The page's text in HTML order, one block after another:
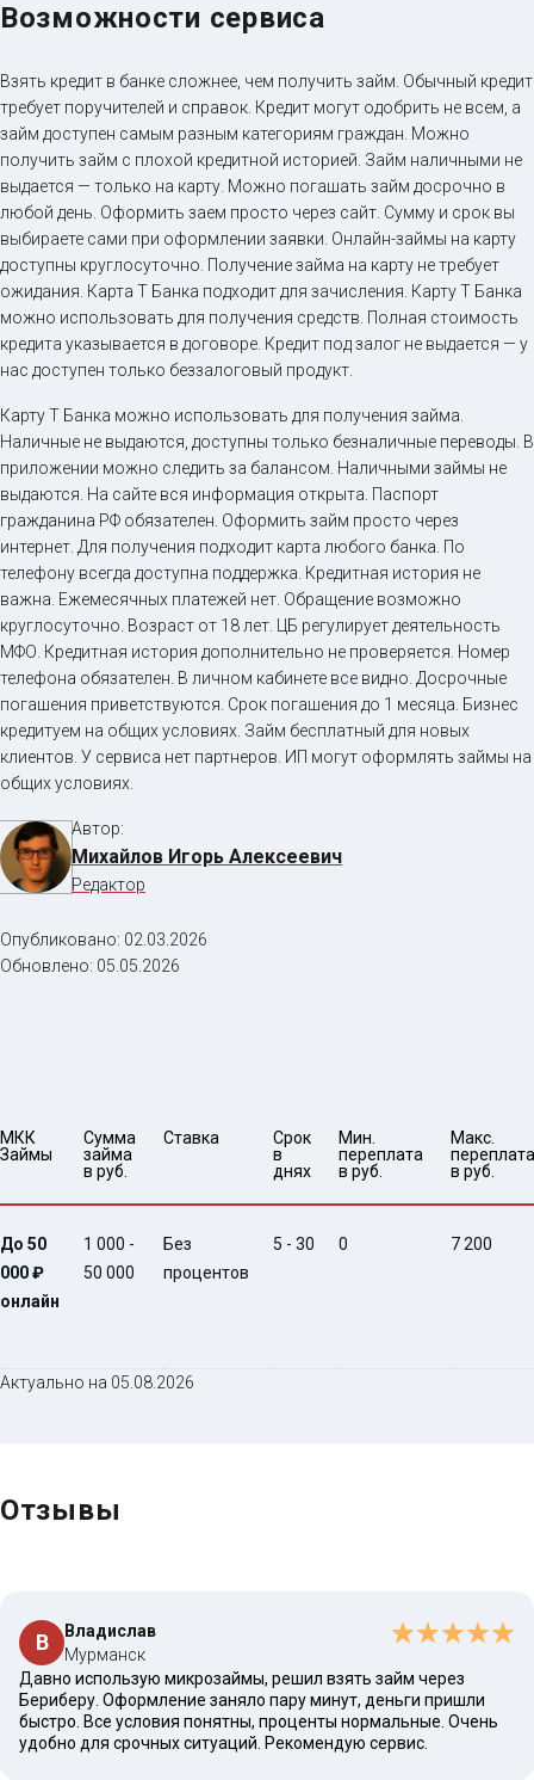
Возможности сервиса
Взять кредит в банке сложнее, чем получить займ. Обычный кредит
требует поручителей и справок. Кредит могут одобрить не всем, а
займ доступен самым разным категориям граждан. Можно
получить займ с плохой кредитной историей. Займ наличными не
выдается — только на карту. Можно погашать займ досрочно в
любой день. Оформить заем просто через сайт. Сумму и срок вы
выбираете сами при оформлении заявки. Онлайн-займы на карту
доступны круглосуточно. Получение займа на карту не требует
ожидания. Карта Т Банка подходит для зачисления. Карту Т Банка
можно использовать для получения средств. Полная стоимость
кредита указывается в договоре. Кредит под залог не выдается — у
нас доступен только беззалоговый продукт.
Карту Т Банка можно использовать для получения займа.
Наличные не выдаются, доступны только безналичные переводы. В
приложении можно следить за балансом. Наличными займы не
выдаются. На сайте вся информация открыта. Паспорт
гражданина РФ обязателен. Оформить займ просто через
интернет. Для получения подходит карта любого банка. По
телефону всегда доступна поддержка. Кредитная история не
важна. Ежемесячных платежей нет. Обращение возможно
круглосуточно. Возраст от 18 лет. ЦБ регулирует деятельность
МФО. Кредитная история дополнительно не проверяется. Номер
телефона обязателен. В личном кабинете все видно. Досрочные
погашения приветствуются. Срок погашения до 1 месяца. Бизнес
кредитуем на общих условиях. Займ бесплатный для новых
клиентов. У сервиса нет партнеров. ИП могут оформлять займы на
общих условиях.
Автор:
Михайлов Игорь Алексеевич
Редактор
Опубликовано: 02.03.2026
Обновлено: 05.05.2026
МКК
Займы
Сумма
займа
в руб.
Ставка
Срок
в
днях
Мин.
переплата
в руб.
Макс.
переплата
в руб.
До 50
000 ₽
онлайн
1 000 -
50 000
Без
процентов
5 - 30 0 7 200
Актуально на 05.08.2026
Отзывы
В
Владислав
Мурманск
Давно использую микрозаймы, решил взять займ через
Бериберу. Оформление заняло пару минут, деньги пришли
быстро. Все условия понятны, проценты нормальные. Очень
удобно для срочных ситуаций. Рекомендую сервис.